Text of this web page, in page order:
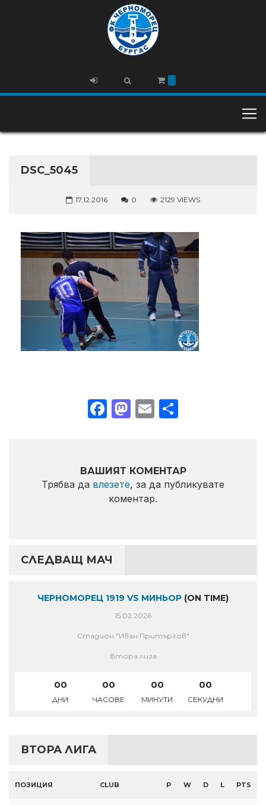
DSC_5045
17.12.2016 0 2129 VIEWS
Facebook
Mastodon
Email
ВАШИЯТ КОМЕНТАР
Трябва да влезете, за да публикувате
коментар.
СЛЕДВАЩ МАЧ
ЧЕРНОМОРЕЦ 1919 VS МИНЬОР (ON TIME)
15.02.2026
Стадион "Иван Притъргов"
Втора лига
00
ДНИ
00
ЧАСОВЕ
00
МИНУТИ
00
СЕКУДНИ
ВТОРА ЛИГА
ПОЗИЦИЯ CLUB P W D L PTS